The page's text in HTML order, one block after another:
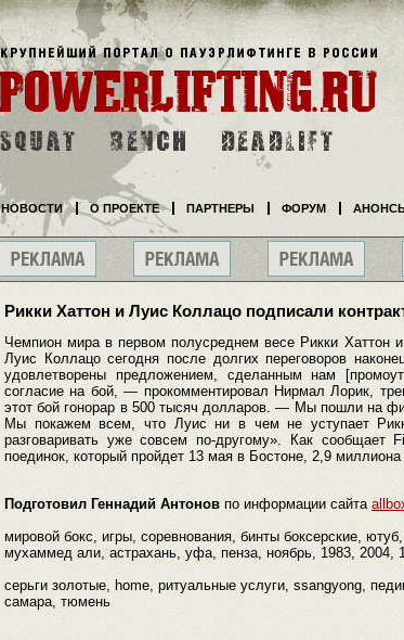
Рикки Хаттон и Луис Коллацо подписали
Чемпион мира в первом полусреднем весе Рикки Хаттон
Луис Коллацо сегодня после долгих переговоров
удовлетворены предложением, сделанным нам
согласие на бой, — прокомментировал Нирмал Лорик,
этот бой гонорар в 500 тысяч долларов. — Мы пошли на
Мы покажем всем, что Луис ни в чем не уступает
разговаривать уже совсем по-другому». Как сообщает
поединок, который пройдет 13 мая в Бостоне, 2,9
Подготовил Геннадий Антонов по информации сайта
мировой бокс, игры, соревнования, бинты боксерские,
мухаммед али, астрахань, уфа, пенза, ноябрь, 1983, 2004,
серьги золотые, home, ритуальные услуги, ssangyong,
самара, тюмень
НОВОСТИ О ПРОЕКТЕ ПАРТНЕРЫ ФОРУМ